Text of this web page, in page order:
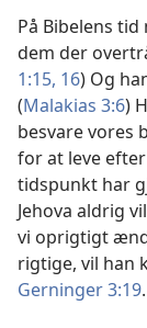
På Bibelens
dem der
1:15, 16) Og
(Malakias 3:6)
besvare vores
for at leve
tidspunkt har
Jehova aldrig
vi oprigtigt
rigtige, vil han
Gerninger 3:19.